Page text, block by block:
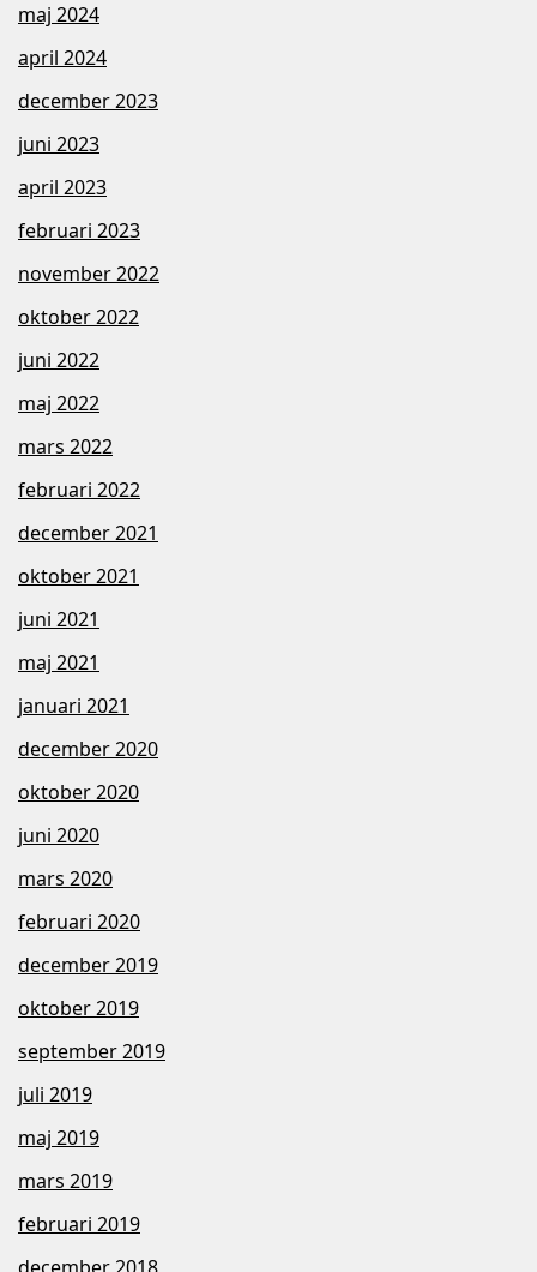
maj 2024
april 2024
december 2023
juni 2023
april 2023
februari 2023
november 2022
oktober 2022
juni 2022
maj 2022
mars 2022
februari 2022
december 2021
oktober 2021
juni 2021
maj 2021
januari 2021
december 2020
oktober 2020
juni 2020
mars 2020
februari 2020
december 2019
oktober 2019
september 2019
juli 2019
maj 2019
mars 2019
februari 2019